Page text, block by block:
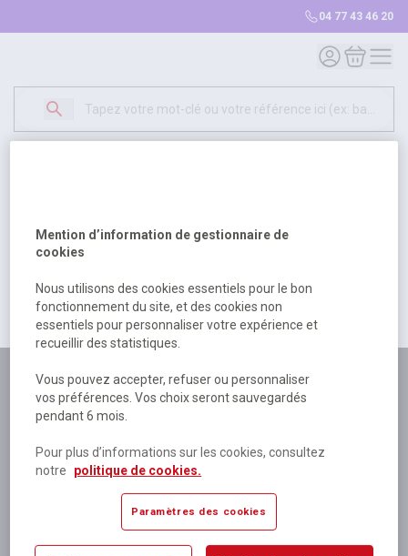
04 77 43 46 20
Mon compte
Mon
500
excuser pour la gêne occasionée.
Retour Retour à l'accueil
Plus de 180 personnes
à votre écoute
Plus de 80 000 références
disponibles
Expédition le jour même
si validation avant 12h
satisfaction totale
Mention d’information de gestionnaire de
cookies
Nous utilisons des cookies essentiels pour le bon
fonctionnement du site, et des cookies non
essentiels pour personnaliser votre expérience et
recueillir des statistiques.
Vous pouvez accepter, refuser ou personnaliser
vos préférences. Vos choix seront sauvegardés
pendant 6 mois.
Pour plus d’informations sur les cookies, consultez
notre
politique de cookies.
Paramètres des cookies